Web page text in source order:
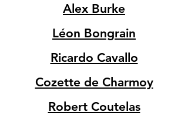
Alex Burke
Léon Bongrain
Ricardo Cavallo
Cozette de Charmoy
Robert Coutelas